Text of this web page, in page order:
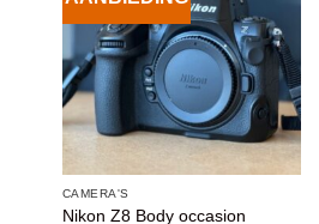
VOEG TOE
AAN
WENSENLIJST
CAMERA'S
Nikon Z8 Body occasion